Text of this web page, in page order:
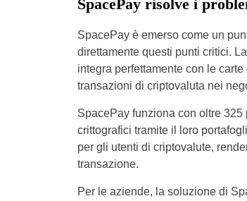
SpacePay risolve i
SpacePay è emerso come un
direttamente questi punti critici.
integra perfettamente con le
transazioni di criptovaluta nei
SpacePay funziona con oltre
crittografici tramite il loro
per gli utenti di criptovalute,
transazione.
Per le aziende, la soluzione di